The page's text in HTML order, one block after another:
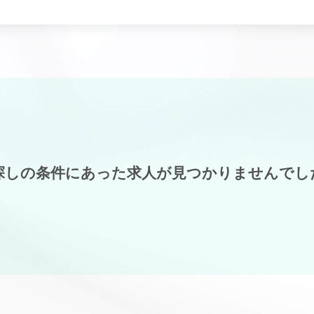
しの条件にあった求人が見つかりませんでし